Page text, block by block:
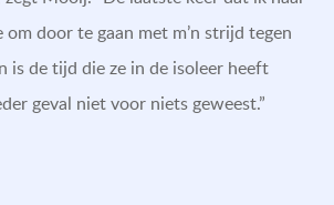
om door te gaan met m’n strijd tegen
is de tijd die ze in de isoleer heeft
geval niet voor niets geweest.”